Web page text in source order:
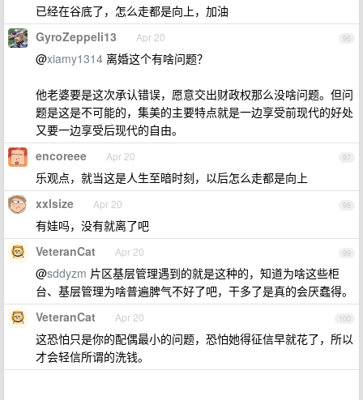
已经在谷底了，怎么走都是向上，加油
96
GyroZeppeli13 Apr 20
@xiamy1314 离婚这个有啥问题？
他老婆要是这次承认错误，愿意交出财政权那么没啥问题。但问
题是这是不可能的，集美的主要特点就是一边享受前现代的好处
又要一边享受后现代的自由。
97
encoreee Apr 20
乐观点，就当这是人生至暗时刻，以后怎么走都是向上
98
xxlsize Apr 20
有娃吗，没有就离了吧
99
VeteranCat Apr 20
@sddyzm 片区基层管理遇到的就是这种的，知道为啥这些柜
台、基层管理为啥普遍脾气不好了吧，干多了是真的会厌蠢得。
100
VeteranCat Apr 20
这恐怕只是你的配偶最小的问题，恐怕她得征信早就花了，所以
才会轻信所谓的洗钱。